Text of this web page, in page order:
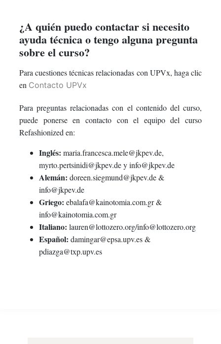
¿A quién puedo contactar si necesito
ayuda técnica o tengo alguna pregunta
sobre el curso?
Para cuestiones técnicas relacionadas con UPVx, haga clic
en Contacto UPVx
Para preguntas relacionadas con el contenido del curso,
puede ponerse en contacto con el equipo del curso
Refashionized en:
Inglés: maria.francesca.mele@jkpev.de,
myrto.pertsinidi@jkpev.de y info@jkpev.de
Alemán: doreen.siegmund@jkpev.de &
info@jkpev.de
Griego: ebalafa@kainotomia.com.gr &
info@kainotomia.com.gr
Italiano: lauren@lottozero.org/info@lottozero.org
Español: damingar@epsa.upv.es &
pdiazga@txp.upv.es